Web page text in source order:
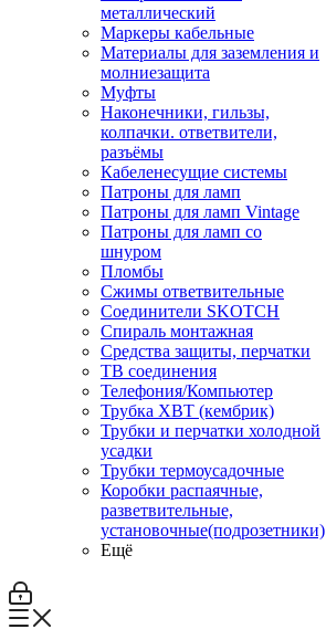
металлический
Маркеры кабельные
Материалы для заземления и
молниезащита
Муфты
Наконечники, гильзы,
колпачки. ответвители,
разъёмы
Кабеленесущие системы
Патроны для ламп
Патроны для ламп Vintage
Патроны для ламп со
шнуром
Пломбы
Сжимы ответвительные
Соединители SKOTCH
Спираль монтажная
Средства защиты, перчатки
ТВ соединения
Телефония/Компьютер
Трубка ХВТ (кембрик)
Трубки и перчатки холодной
усадки
Трубки термоусадочные
Коробки распаячные,
разветвительные,
установочные(подрозетники)
Ещё